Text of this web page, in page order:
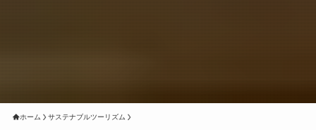
ホーム サステナブルツーリズム